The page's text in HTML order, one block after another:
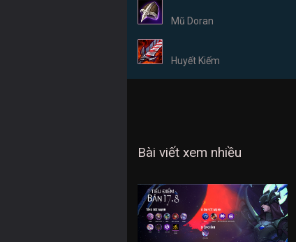
Mũ Doran
Huyết Kiếm
Bài viết xem nhiều